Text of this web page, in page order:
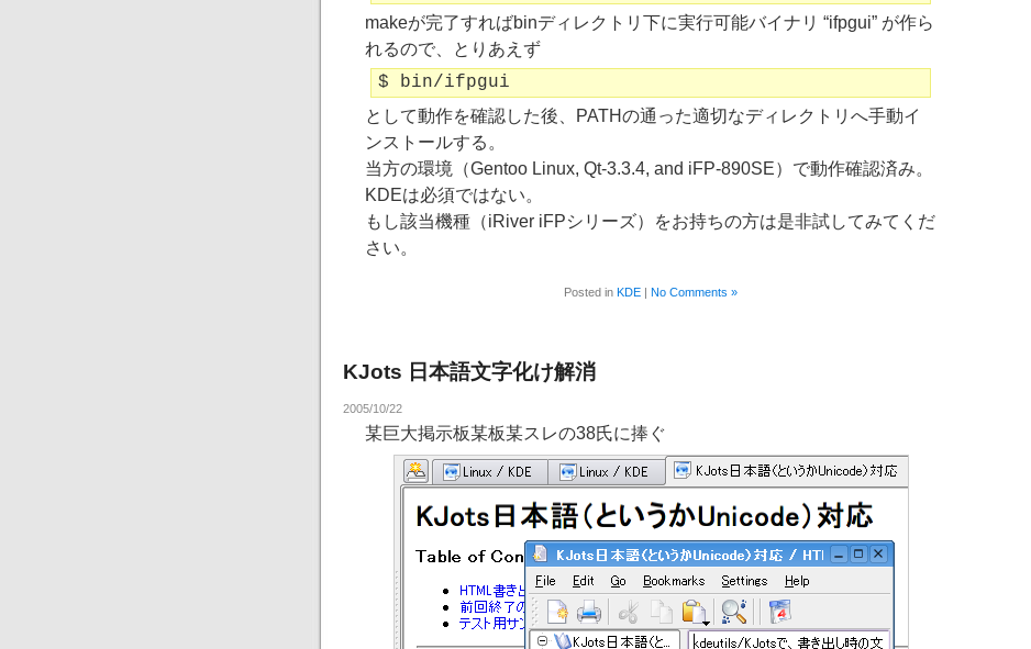
makeが完了すればbinディレクトリ下に実行可能バイナリ “ifpgui” が作ら
れるので、とりあえず
$ bin/ifpgui
として動作を確認した後、PATHの通った適切なディレクトリへ手動イ
ンストールする。
当方の環境（Gentoo Linux, Qt-3.3.4, and iFP-890SE）で動作確認済み。
KDEは必須ではない。
もし該当機種（iRiver iFPシリーズ）をお持ちの方は是非試してみてくだ
さい。
Posted in KDE | No Comments »
KJots 日本語文字化け解消
2005/10/22
某巨大掲示板某板某スレの38氏に捧ぐ